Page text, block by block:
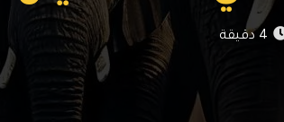
4 دقيقة